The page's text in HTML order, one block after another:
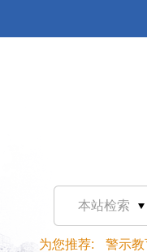
本站检索
为您推荐: 警示教